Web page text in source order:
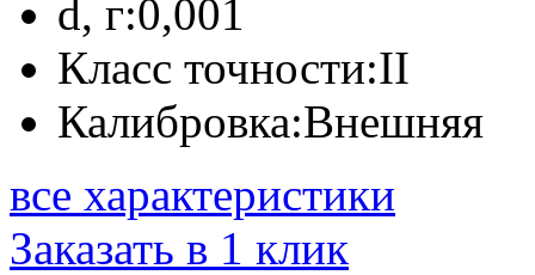
d, г:0,001
Класс точности:II
Калибровка:Внешняя
все характеристики
Заказать в 1 клик